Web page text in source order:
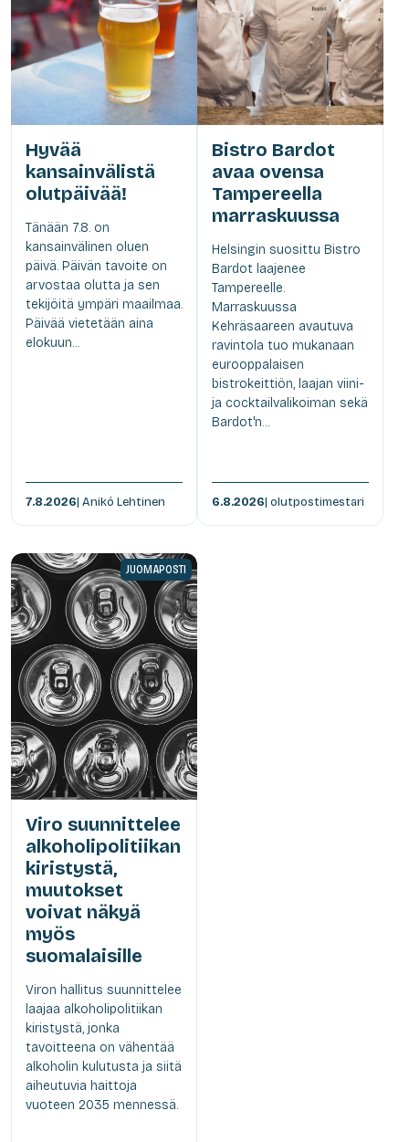
Hyvää
kansainvälistä
olutpäivää!
Tänään 7.8. on
kansainvälinen oluen
päivä. Päivän tavoite on
arvostaa olutta ja sen
tekijöitä ympäri maailmaa.
Päivää vietetään aina
elokuun...
7.8.2026| Anikó Lehtinen
Bistro Bardot
avaa ovensa
Tampereella
marraskuussa
Helsingin suosittu Bistro
Bardot laajenee
Tampereelle.
Marraskuussa
Kehräsaareen avautuva
ravintola tuo mukanaan
eurooppalaisen
bistrokeittiön, laajan viini-
ja cocktailvalikoiman sekä
Bardot'n...
6.8.2026| olutpostimestari
JUOMAPOSTI
Viro suunnittelee
alkoholipolitiikan
kiristystä,
muutokset
voivat näkyä
myös
suomalaisille
Viron hallitus suunnittelee
laajaa alkoholipolitiikan
kiristystä, jonka
tavoitteena on vähentää
alkoholin kulutusta ja siitä
aiheutuvia haittoja
vuoteen 2035 mennessä.